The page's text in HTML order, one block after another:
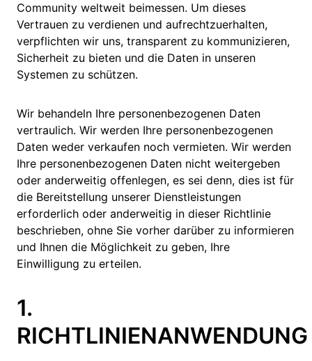
Community weltweit beimessen. Um dieses
Vertrauen zu verdienen und aufrechtzuerhalten,
verpflichten wir uns, transparent zu kommunizieren,
Sicherheit zu bieten und die Daten in unseren
Systemen zu schützen.
Wir behandeln Ihre personenbezogenen Daten
vertraulich. Wir werden Ihre personenbezogenen
Daten weder verkaufen noch vermieten. Wir werden
Ihre personenbezogenen Daten nicht weitergeben
oder anderweitig offenlegen, es sei denn, dies ist für
die Bereitstellung unserer Dienstleistungen
erforderlich oder anderweitig in dieser Richtlinie
beschrieben, ohne Sie vorher darüber zu informieren
und Ihnen die Möglichkeit zu geben, Ihre
Einwilligung zu erteilen.
1.
RICHTLINIENANWENDUNG